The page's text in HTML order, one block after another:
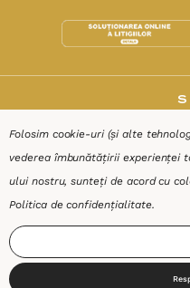
Folosim cookie-uri (și alte
vederea îmbunătățirii experienței
ului nostru, sunteți de acord cu
Politica de confidențialitate.